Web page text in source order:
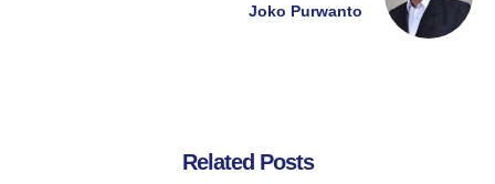
Joko Purwanto
Related Posts